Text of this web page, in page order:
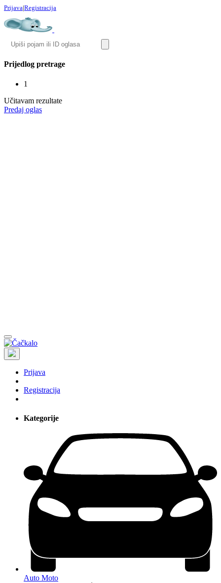
Prijava|Registracija
Prijedlog pretrage
1
Učitavam rezultate
Predaj oglas
Prijava
Registracija
Kategorije
Auto Moto